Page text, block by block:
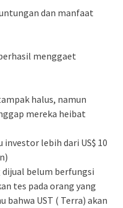
dan manfaat
menggaet
halus, namun
mereka heibat
lebih dari US$ 10
belum berfungsi
tes pada orang yang
bahwa UST ( Terra) akan